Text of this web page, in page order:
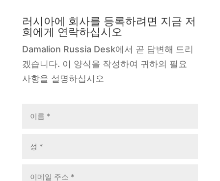
러시아에 회사를 등록하려면 지금 저
희에게 연락하십시오
Damalion Russia Desk에서 곧 답변해 드리
겠습니다. 이 양식을 작성하여 귀하의 필요
사항을 설명하십시오